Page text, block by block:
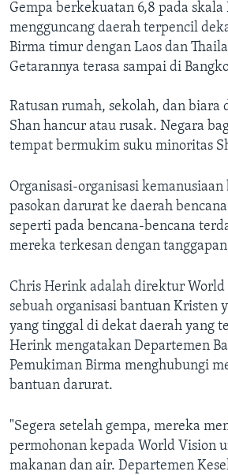
Gempa berkekuatan 6,8 pada skala
mengguncang daerah terpencil
Birma timur dengan Laos dan
Getarannya terasa sampai di
Ratusan rumah, sekolah, dan biara
Shan hancur atau rusak. Negara
tempat bermukim suku minoritas
Organisasi-organisasi
pasokan darurat ke daerah
seperti pada bencana-bencana
mereka terkesan dengan
Chris Herink adalah direktur World
sebuah organisasi bantuan Kristen
yang tinggal di dekat daerah yang
Herink mengatakan Departemen
Pemukiman Birma menghubungi
bantuan darurat.
"Segera setelah gempa, mereka
permohonan kepada World Vision
makanan dan air. Departemen